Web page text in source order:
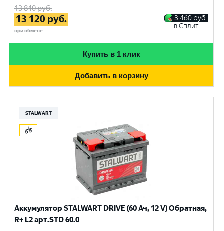
13 840руб.
13 120 руб.
при обмене
3 460 руб.
в Сплит
Купить в 1 клик
Добавить в корзину
STALWART
Аккумулятор STALWART DRIVE (60 Ач, 12 V) Обратная,
R+ L2 арт.STD 60.0